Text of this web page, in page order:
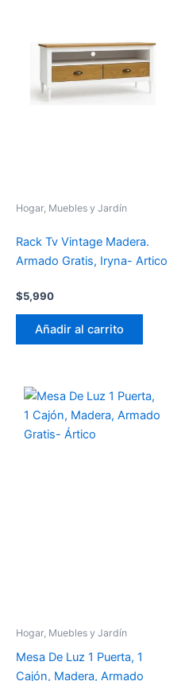
Hogar, Muebles y Jardín
Rack Tv Vintage Madera.
Armado Gratis, Iryna- Artico
$5,990
Añadir al carrito
Hogar, Muebles y Jardín
Mesa De Luz 1 Puerta, 1
Cajón, Madera, Armado